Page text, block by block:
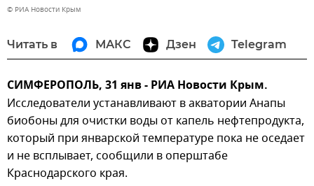
© РИА Новости Крым
Читать в МАКС Дзен Telegram
СИМФЕРОПОЛЬ, 31 янв - РИА Новости Крым.
Исследователи устанавливают в акватории Анапы
биобоны для очистки воды от капель нефтепродукта,
который при январской температуре пока не оседает
и не всплывает, сообщили в оперштабе
Краснодарского края.